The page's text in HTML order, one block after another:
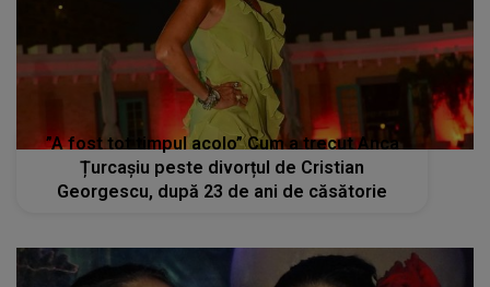
”A fost tot timpul acolo” Cum a trecut Anca
Țurcașiu peste divorțul de Cristian
Georgescu, după 23 de ani de căsătorie